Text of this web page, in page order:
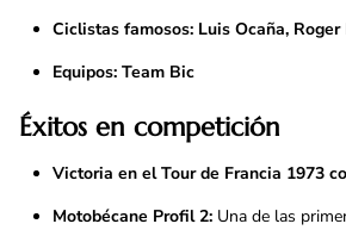
Ciclistas famosos: Luis Ocaña, Roger
Equipos: Team Bic
Éxitos en competición
Victoria en el Tour de Francia 1973
Motobécane Profil 2: Una de las